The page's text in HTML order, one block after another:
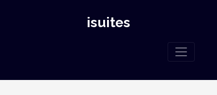
isuites